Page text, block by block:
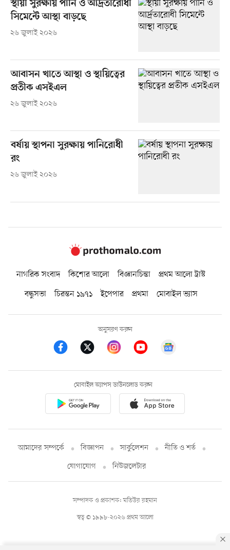
স্থায়ী সুরক্ষায় পানি ও আর্দ্রতারোধী
সিমেন্টে আস্থা বাড়ছে
২৬ জুলাই ২০২৬
আবাসন খাতে আস্থা ও স্থায়িত্বের
প্রতীক এসইএল
২৬ জুলাই ২০২৬
বর্ষায় স্থাপনা সুরক্ষায় পানিরোধী
রং
২৬ জুলাই ২০২৬
নাগরিক সংবাদ কিশোর আলো বিজ্ঞানচিন্তা
প্রথম আলো ট্রাস্ট
বন্ধুসভা
চিরন্তন ১৯৭১ ইপেপার প্রথমা মোবাইল ভ্যাস
অনুসরণ করুন
মোবাইল অ্যাপস ডাউনলোড করুন
আমাদের সম্পর্কে বিজ্ঞাপন সার্কুলেশন
নীতি ও শর্ত
যোগাযোগ
নিউজলেটার
স্বত্ব © ১৯৯৮-২০২৬ প্রথম আলো
সম্পাদক ও প্রকাশক: মতিউর রহমান